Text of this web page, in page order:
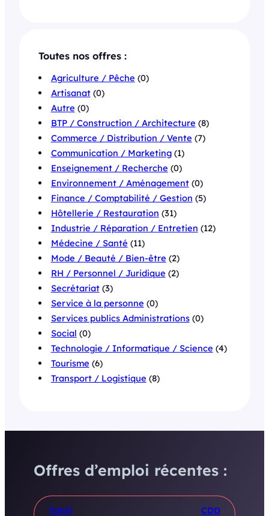
Toutes nos offres :
Agriculture / Pêche (0)
Artisanat(0)
Autre (0)
BTP / Construction / Architecture (8)
Commerce / Distribution / Vente (7)
Communication / Marketing(1)
Enseignement / Recherche (0)
Environnement / Aménagement(0)
Finance / Comptabilité / Gestion (5)
Hôtellerie / Restauration (31)
Industrie / Réparation / Entretien (12)
Médecine / Santé (11)
Mode / Beauté / Bien-être (2)
RH / Personnel / Juridique (2)
Secrétariat(3)
Service à la personne (0)
Services publics Administrations(0)
Social (0)
Technologie / Informatique / Science (4)
Tourisme (6)
Transport / Logistique (8)
Offres d’emploi récentes :
Tahiti CDD